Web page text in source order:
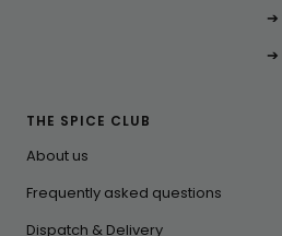
➔
➔
THE SPICE CLUB
About us
Frequently asked questions
Dispatch & Delivery